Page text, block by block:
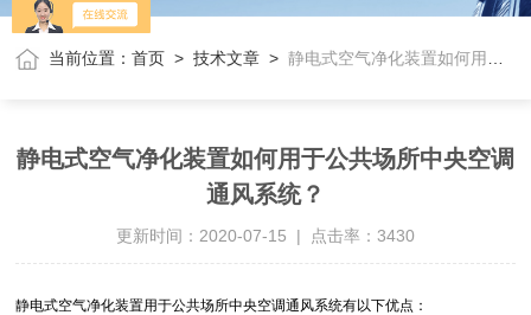
当前位置：首页 >技术文章 >静电式空气净化装置如何用于公共场所中央空调通风系统？
静电式空气净化装置如何用于公共场所中央空调
通风系统？
更新时间：2020-07-15 | 点击率：3430
静电式空气净化装置用于公共场所中央空调通风系统有以下优点：